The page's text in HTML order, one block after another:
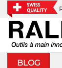
Passer
au
contenu
BLOG